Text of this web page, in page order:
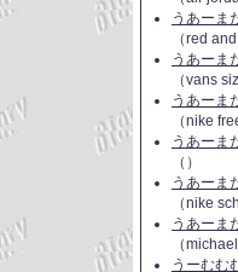
うあーま
（red
うあーま
（vans
うあーま
（nike
うあーま
（）
うあーま
（nike
うあーま
（
うーむむ